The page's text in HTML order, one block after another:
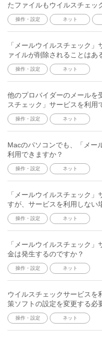
たファイルもウイルスチェッ
操作・設定 ネット
「メールウイルスチェック
ァイルが削除されることはあ
操作・設定 ネット
他のプロバイダーのメールを
スチェック」サービスを利用
操作・設定 ネット
Macのパソコンでも、「メー
利用できますか？
操作・設定 ネット
「メールウイルスチェック
すが、サービスを利用しない
操作・設定 ネット
「メールウイルスチェック
金は発生するのですか？
操作・設定 ネット
ウイルスチェックサービスを
策ソフトの設定を変更する必
操作・設定 ネット